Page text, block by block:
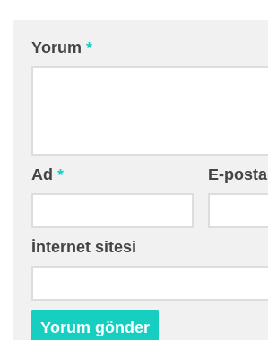
Yorum *
Ad * E-posta
İnternet sitesi